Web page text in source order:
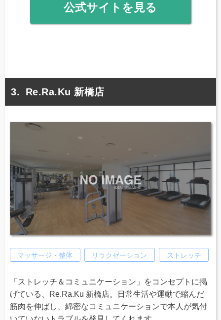
公式サイトを見る
Re.Ra.Ku 新橋店
マッサージ・整体 リラクゼーション ストレッチ
「ストレッチ＆コミュニケーション」をコンセプトに掲
げている、Re.Ra.Ku 新橋店。日常生活や運動で縮んだ
筋肉を伸ばし、綿密なコミュニケーションで本人が気付